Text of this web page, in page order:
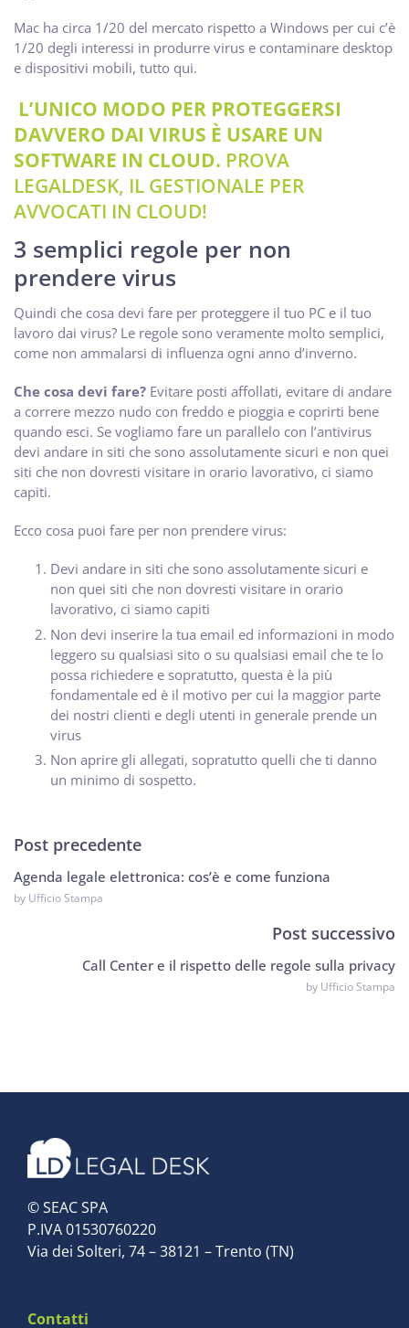
Mac ha circa 1/20 del mercato rispetto a Windows per cui c’è
1/20 degli interessi in produrre virus e contaminare desktop
e dispositivi mobili, tutto qui.
L’UNICO MODO PER PROTEGGERSI
DAVVERO DAI VIRUS È USARE UN
SOFTWARE IN CLOUD. PROVA
LEGALDESK, IL GESTIONALE PER
AVVOCATI IN CLOUD!
3 semplici regole per non
prendere virus
Quindi che cosa devi fare per proteggere il tuo PC e il tuo
lavoro dai virus? Le regole sono veramente molto semplici,
come non ammalarsi di influenza ogni anno d’inverno.
Che cosa devi fare? Evitare posti affollati, evitare di andare
a correre mezzo nudo con freddo e pioggia e coprirti bene
quando esci. Se vogliamo fare un parallelo con l’antivirus
devi andare in siti che sono assolutamente sicuri e non quei
siti che non dovresti visitare in orario lavorativo, ci siamo
capiti.
Ecco cosa puoi fare per non prendere virus:
Devi andare in siti che sono assolutamente sicuri e
non quei siti che non dovresti visitare in orario
lavorativo, ci siamo capiti
Non devi inserire la tua email ed informazioni in modo
leggero su qualsiasi sito o su qualsiasi email che te lo
possa richiedere e sopratutto, questa è la più
fondamentale ed è il motivo per cui la maggior parte
dei nostri clienti e degli utenti in generale prende un
virus
Non aprire gli allegati, sopratutto quelli che ti danno
un minimo di sospetto.
Post precedente
Agenda legale elettronica: cos’è e come funziona
by Ufficio Stampa
Post successivo
Call Center e il rispetto delle regole sulla privacy
by Ufficio Stampa
© SEAC SPA
P.IVA 01530760220
Via dei Solteri, 74 – 38121 – Trento (TN)
Contatti